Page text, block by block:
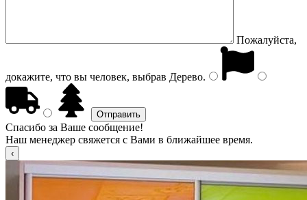
Пожалуйста,
докажите, что вы человек, выбрав Дерево.
Спасибо за Ваше сообщение!
Наш менеджер свяжется с Вами в ближайшее время.